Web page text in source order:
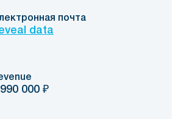
почта
data
000 ₽